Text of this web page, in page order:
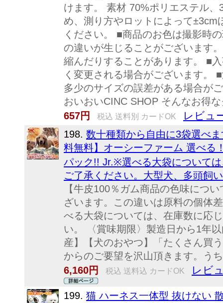
けます。 素材 70%ポリエステル
め、測り方やロットによって
ください。 ■商品のお色は撮影時
の違いが生じることがございます
縮んだりすることがあります。 ■
く変更される場合がございます。
多少のサイズの誤差がある場合が
おいおいCINC SHOP そんなお得
657円
税込 送料別 カードOK レビュ
198. 数十種類から自由に3袋選べ
料無料】オーシーファーム 選べる
パック!! Jr.※選べる大袋について
ご了承ください。大型犬、多頭飼
【牛皮100％ガム商品の色味につ
ざいます。この違いは原料の個体
べる大袋については、在庫数に応
い。 〈賞味期限〉製造日から1年
産】【犬のおやつ】「たくさん買
からのご要望を沢山頂きます。う
6,160円
税込 送料込 カードOK レビ
199. 猫 ハーネス一体型 抜けない